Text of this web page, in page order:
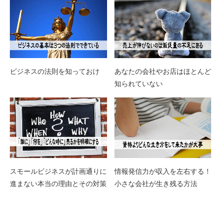
ビジネスの法則を知っておけ
あなたの会社やお店はほとんど
知られていない
スモールビジネスが計画通りに
進まない本当の理由とその対策
情報発信力が収入を左右する！
小さな会社が生き残る方法